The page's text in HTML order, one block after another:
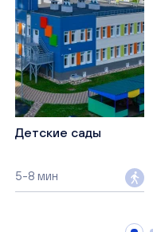
Детские сады
5-8 мин